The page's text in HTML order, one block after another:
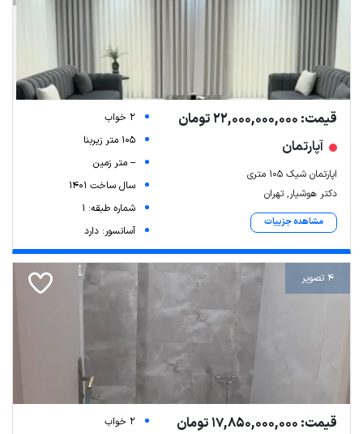
قیمت: 22,000,000,000 تومان
آپارتمان
اپارتمان شیک ۱۰۵ متری
دکتر هوشیار, تهران
مشاهده جزییات
2 خواب
105 متر زیربنا
-- متر زمین
سال ساخت 1401
شماره طبقه: 1
آسانسور: دارد
4 تصویر
قیمت: 17,850,000,000 تومان
2 خواب